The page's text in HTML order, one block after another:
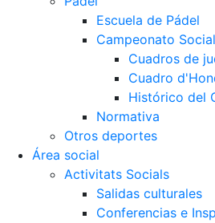
Escuela de Pádel
Campeonato
Cuadros de
Cuadro
Histórico del
Normativa
Otros deportes
Área social
Activitats Socials
Salidas culturales
Conferencias e